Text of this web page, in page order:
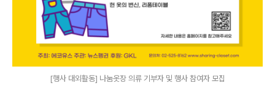
[행사 대외활동] 나눔옷장 의류 기부자 및 행사 참여자 모집